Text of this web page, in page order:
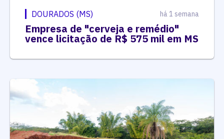
DOURADOS (MS) há 1 semana
Empresa de "cerveja e remédio"
vence licitação de R$ 575 mil em MS